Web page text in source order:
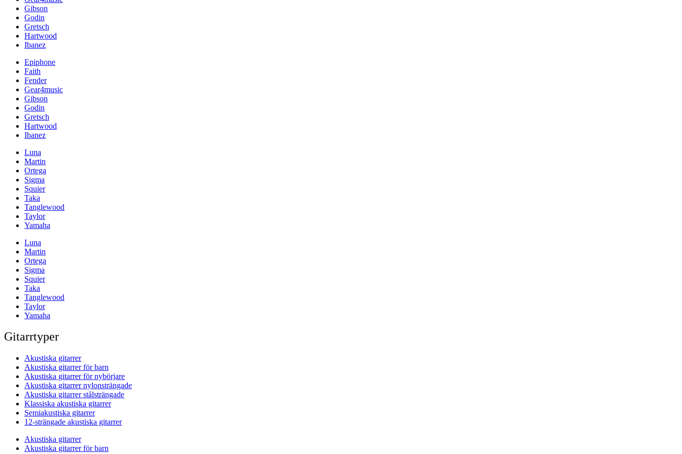
Gibson
Godin
Gretsch
Hartwood
Ibanez
Epiphone
Faith
Fender
Gear4music
Gibson
Godin
Gretsch
Hartwood
Ibanez
Luna
Martin
Ortega
Sigma
Squier
Taka
Tanglewood
Taylor
Yamaha
Luna
Martin
Ortega
Sigma
Squier
Taka
Tanglewood
Taylor
Yamaha
Gitarrtyper
Akustiska gitarrer
Akustiska gitarrer för barn
Akustiska gitarrer för nybörjare
Akustiska gitarrer nylonsträngade
Akustiska gitarrer stålsträngade
Klassiska akustiska gitarrer
Semiakustiska gitarrer
12-strängade akustiska gitarrer
Akustiska gitarrer
Akustiska gitarrer för barn